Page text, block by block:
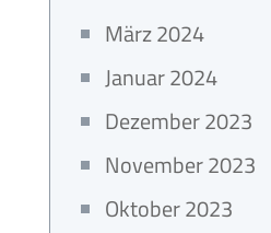
März 2024
Januar 2024
Dezember 2023
November 2023
Oktober 2023